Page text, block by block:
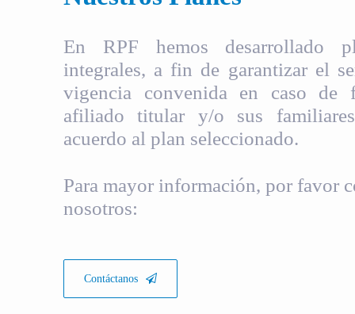
En RPF hemos desarrollado
integrales, a fin de garantizar el
vigencia convenida en caso de
afiliado titular y/o sus
acuerdo al plan seleccionado.
Para mayor información, por favor
nosotros:
Contáctanos